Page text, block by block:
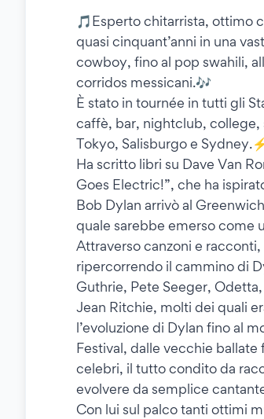
🎵Esperto chitarrista, ottimo
quasi cinquant’anni in una
cowboy, fino al pop swahili,
corridos messicani.🎶
È stato in tournée in tutti gli
caffè, bar, nightclub, college,
Tokyo, Salisburgo e
Ha scritto libri su Dave Van
Goes Electric!”, che ha
Bob Dylan arrivò al
quale sarebbe emerso come
Attraverso canzoni e
ripercorrendo il cammino di
Guthrie, Pete Seeger,
Jean Ritchie, molti dei quali
l’evoluzione di Dylan fino al
Festival, dalle vecchie
celebri, il tutto condito da
evolvere da semplice
Con lui sul palco tanti ottimi